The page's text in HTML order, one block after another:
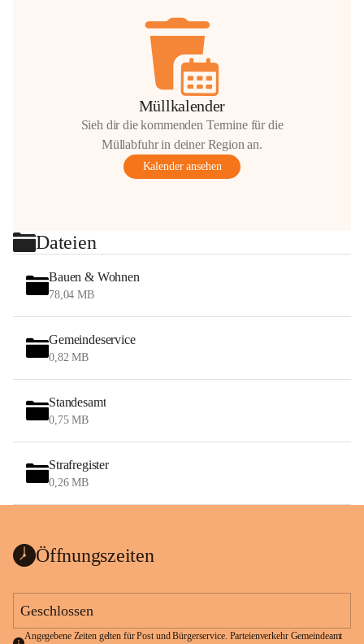
Müllkalender
Sieh dir die kommenden Termine für die
Müllabfuhr in deiner Region an.
Kalender ansehen
Dateien
Bauen & Wohnen
78,04 MB
Gemeindeservice
0,82 MB
Standesamt
0,75 MB
Strafregister
0,26 MB
Öffnungszeiten
Geschlossen
Angegebene Zeiten gelten für Post und Bürgerservice. Parteienverkehr Gemeindeamt